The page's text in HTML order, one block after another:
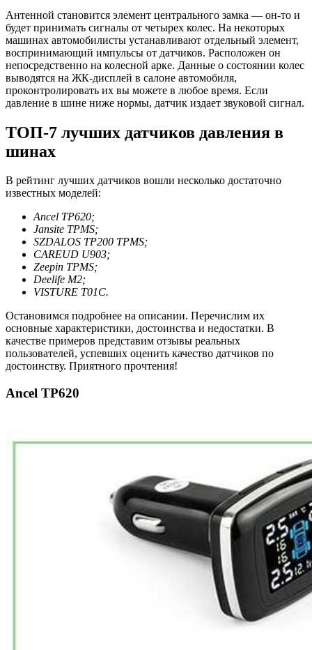
Антенной становится элемент центрального замка — он-то и
будет принимать сигналы от четырех колес. На некоторых
машинах автомобилисты устанавливают отдельный элемент,
воспринимающий импульсы от датчиков. Расположен он
непосредственно на колесной арке. Данные о состоянии колес
выводятся на ЖК-дисплей в салоне автомобиля,
проконтролировать их вы можете в любое время. Если
давление в шине ниже нормы, датчик издает звуковой сигнал.
ТОП-7 лучших датчиков давления в
шинах
В рейтинг лучших датчиков вошли несколько достаточно
известных моделей:
Ancel TP620;
Jansite TPMS;
SZDALOS TP200 TPMS;
CAREUD U903;
Zeepin TPMS;
Deelife M2;
VISTURE T01C.
Остановимся подробнее на описании. Перечислим их
основные характеристики, достоинства и недостатки. В
качестве примеров представим отзывы реальных
пользователей, успевших оценить качество датчиков по
достоинству. Приятного прочтения!
Ancel TP620